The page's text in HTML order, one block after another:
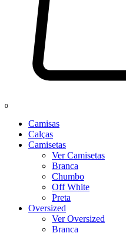
0
Camisas
Calças
Camisetas
Ver Camisetas
Branca
Chumbo
Off White
Preta
Oversized
Ver Oversized
Branca